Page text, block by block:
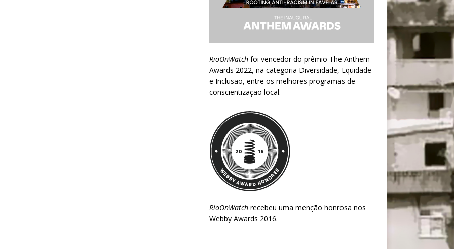
RioOnWatchfoi vencedor do prêmio The Anthem
Awards 2022, na categoria Diversidade, Equidade
e Inclusão, entre os melhores programas de
conscientização local.
RioOnWatchrecebeu uma menção honrosa nos
Webby Awards 2016.